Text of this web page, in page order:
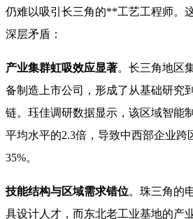
仍难以吸引长三角的**工艺工程师。
深层矛盾：
产业集群虹吸效应显著。长三角地区
备制造上市公司，形成了从基础研究
链。珏佳调研数据显示，该区域智能
平均水平的2.3倍，导致中西部企业跨
35%。
技能结构与区域需求错位。珠三角的
具设计人才，而东北老工业基地的产